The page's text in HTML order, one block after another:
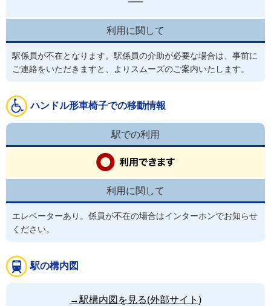
利用に関して
駅係員が不在となります。駅係員の介助が必要な場合は、事前に
ご連絡をいただきますと、よりスムーズのご案内いたします。
ハンドル形車椅子での移動情報
駅での利用
利用に関して
エレベーターあり。係員が不在の場合はインターホンでお知らせ
ください。
駅の構内図
→駅構内図を見る(外部サイト)